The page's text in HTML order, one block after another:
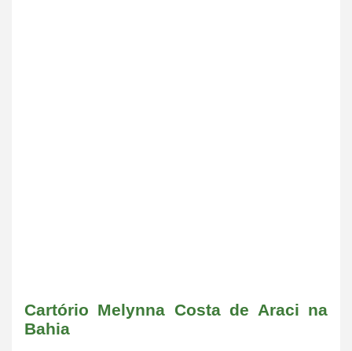
Cartório Melynna Costa de Araci na
Bahia